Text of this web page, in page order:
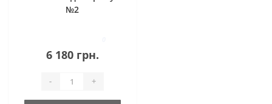
№2
6 180 грн.
- +